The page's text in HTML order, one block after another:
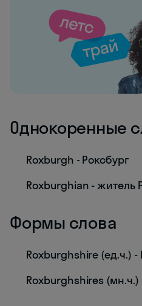
Однокоренные
Roxburgh - Роксбург
Roxburghian - житель
Формы слова
Roxburghshire (ед.ч.)
Roxburghshires